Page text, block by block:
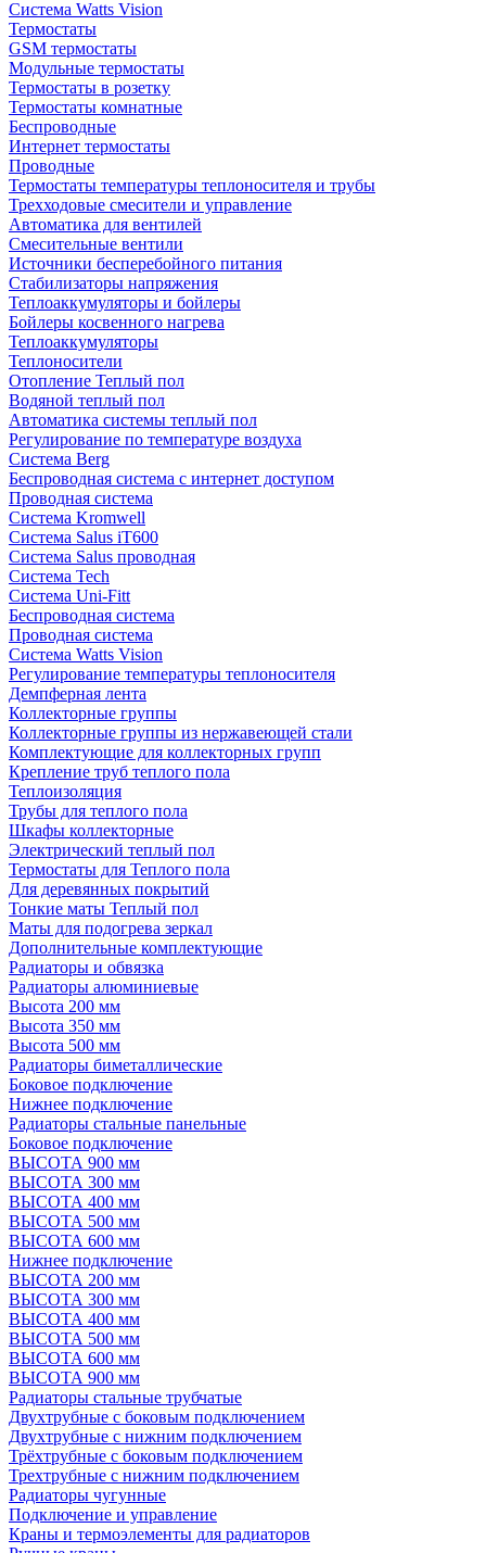
Система Watts Vision
Термостаты
GSM термостаты
Модульные термостаты
Термостаты в розетку
Термостаты комнатные
Беспроводные
Интернет термостаты
Проводные
Термостаты температуры теплоносителя и трубы
Трехходовые смесители и управление
Автоматика для вентилей
Смесительные вентили
Источники бесперебойного питания
Стабилизаторы напряжения
Теплоаккумуляторы и бойлеры
Бойлеры косвенного нагрева
Теплоаккумуляторы
Теплоносители
Отопление Теплый пол
Водяной теплый пол
Автоматика системы теплый пол
Регулирование по температуре воздуха
Система Berg
Беспроводная система с интернет доступом
Проводная система
Система Kromwell
Система Salus iT600
Система Salus проводная
Система Tech
Система Uni-Fitt
Беспроводная система
Проводная система
Система Watts Vision
Регулирование температуры теплоносителя
Демпферная лента
Коллекторные группы
Коллекторные группы из нержавеющей стали
Комплектующие для коллекторных групп
Крепление труб теплого пола
Теплоизоляция
Трубы для теплого пола
Шкафы коллекторные
Электрический теплый пол
Термостаты для Теплого пола
Для деревянных покрытий
Тонкие маты Теплый пол
Маты для подогрева зеркал
Дополнительные комплектующие
Радиаторы и обвязка
Радиаторы алюминиевые
Высота 200 мм
Высота 350 мм
Высота 500 мм
Радиаторы биметаллические
Боковое подключение
Нижнее подключение
Радиаторы стальные панельные
Боковое подключение
ВЫСОТА 900 мм
ВЫСОТА 300 мм
ВЫСОТА 400 мм
ВЫСОТА 500 мм
ВЫСОТА 600 мм
Нижнее подключение
ВЫСОТА 200 мм
ВЫСОТА 300 мм
ВЫСОТА 400 мм
ВЫСОТА 500 мм
ВЫСОТА 600 мм
ВЫСОТА 900 мм
Радиаторы стальные трубчатые
Двухтрубные с боковым подключением
Двухтрубные с нижним подключением
Трёхтрубные с боковым подключением
Трехтрубные с нижним подключением
Радиаторы чугунные
Подключение и управление
Краны и термоэлементы для радиаторов